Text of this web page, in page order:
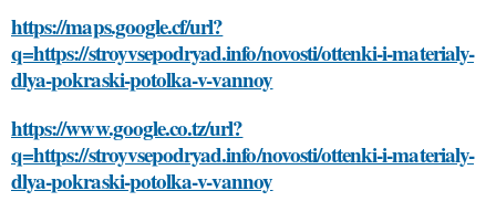
https://maps.google.cf/url?
q=https://stroyvsepodryad.info/novosti/ottenki-i-materialy-
dlya-pokraski-potolka-v-vannoy
https://www.google.co.tz/url?
q=https://stroyvsepodryad.info/novosti/ottenki-i-materialy-
dlya-pokraski-potolka-v-vannoy